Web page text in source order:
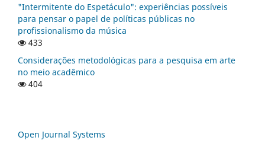
"Intermitente do Espetáculo": experiências possíveis
para pensar o papel de políticas públicas no
profissionalismo da música
433
Considerações metodológicas para a pesquisa em arte
no meio acadêmico
404
Open Journal Systems